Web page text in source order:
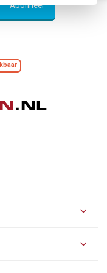
Abonneer